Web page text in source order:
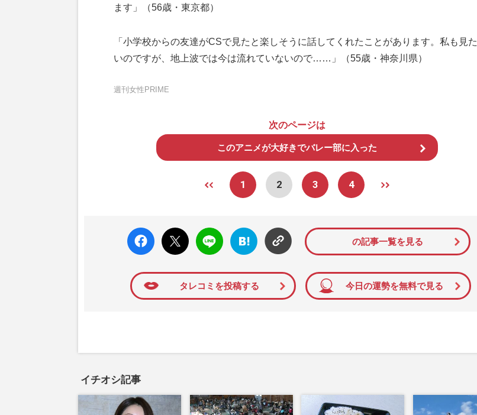
ます」（56歳・東京都）
「小学校からの友達がCSで見たと楽しそうに話してくれたことがあります。私も見た
いのですが、地上波では今は流れていないので……」（55歳・神奈川県）
週刊女性PRIME
次のページは
このアニメが大好きでバレー部に入った
1 2 3 4
faceboo
k いい
ね
X ポス
ト
LINE
はてな
ブック
マーク
の記事一覧を見る
タレコミを投稿する 今日の運勢を無料で見る
イチオシ記事